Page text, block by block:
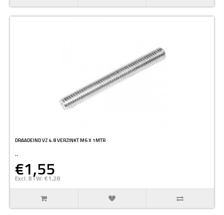
DRAADEIND VZ 4.8 VERZINKT M6 X 1MTR
..
€1,55
Excl. BTW: €1,28